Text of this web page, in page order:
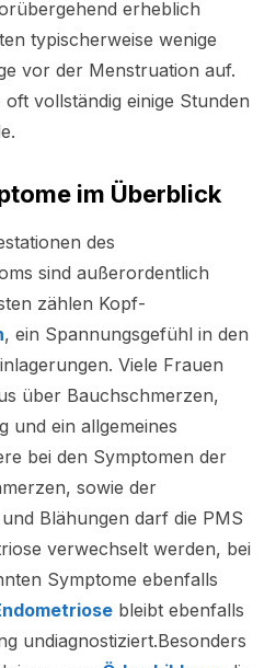
erheblich
typischerweise wenige
vor der Menstruation auf.
vollständig einige Stunden
im Überblick
des
sind außerordentlich
zählen Kopf-
, ein Spannungsgefühl in den
Viele Frauen
über Bauchschmerzen,
und ein allgemeines
bei den Symptomen der
sowie der
Blähungen darf die PMS
verwechselt werden, bei
Symptome ebenfalls
bleibt ebenfalls
undiagnostiziert.Besonders